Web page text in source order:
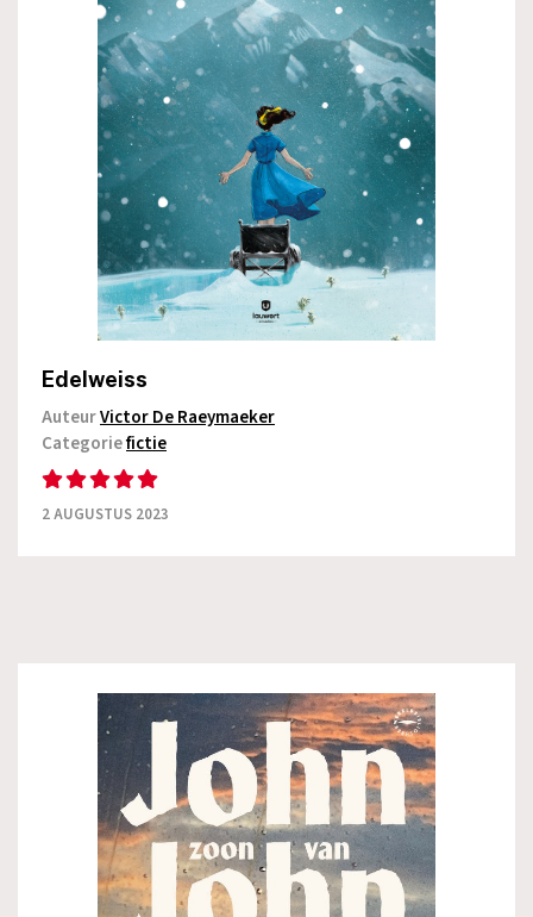
Edelweiss
AuteurVictor De Raeymaeker
Categoriefictie
2 AUGUSTUS 2023